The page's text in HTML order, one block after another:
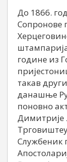
До 1866.
Сопронове
године из
такав
данашње
поновно
Димитрије
Службеник